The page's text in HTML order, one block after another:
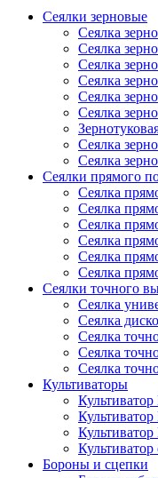
Сеялки зерновые
Сеялка
Сеялка
Сеялка
Сеялка
Сеялка
Сеялка
Сеялка
Сеялка
Сеялки прямого
Сеялка
Сеялка
Сеялка
Сеялка
Сеялка
Сеялка
Сеялки точного
Сеялка
Сеялка
Сеялка
Сеялка
Сеялка
Культиваторы
Бороны и сцепки